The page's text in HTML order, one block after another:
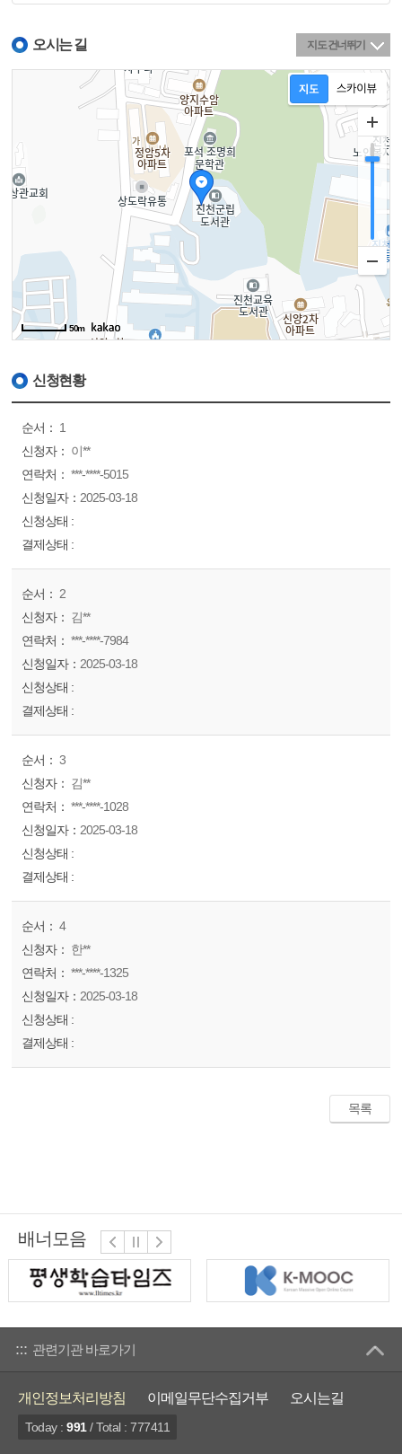
오시는 길 지도 건너뛰기
50m
신청현황
1
이**
***-****-5015
2025-03-18
2
김**
***-****-7984
2025-03-18
3
김**
***-****-1028
2025-03-18
4
한**
***-****-1325
2025-03-18
목록
배너모음
개인정보처리방침 이메일무단수집거부 오시는길
Today : 991/ Total : 777411
관련기관 바로가기